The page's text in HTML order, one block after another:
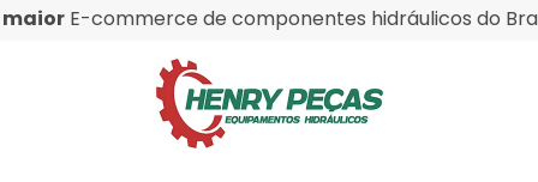
maior E-commerce de componentes hidráulicos do